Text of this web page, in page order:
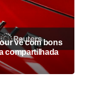
vê com bons
compartilhada